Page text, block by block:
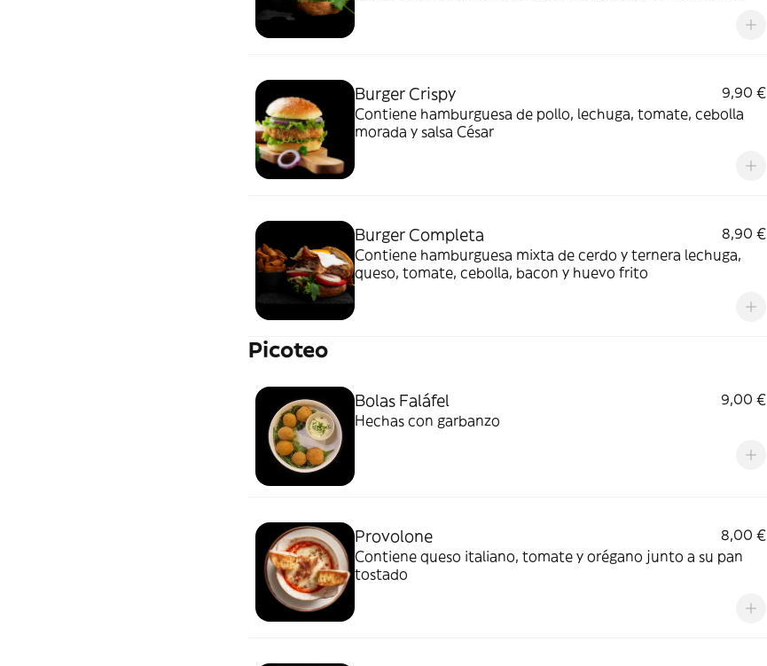
Burger Crispy
9,90 €
Contiene hamburguesa de pollo, lechuga, tomate, cebolla
morada y salsa César
Burger Completa
8,90 €
Contiene hamburguesa mixta de cerdo y ternera lechuga,
queso, tomate, cebolla, bacon y huevo frito
Picoteo
Bolas Faláfel
9,00 €
Hechas con garbanzo
Provolone
8,00 €
Contiene queso italiano, tomate y orégano junto a su pan
tostado